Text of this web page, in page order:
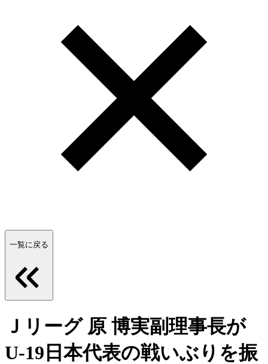
一覧に戻る
Ｊリーグ 原 博実副理事長が
U-19日本代表の戦いぶりを振